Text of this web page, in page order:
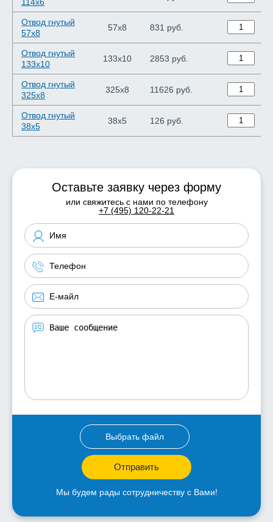
Отвод гнутый
57х8
57х8 831 руб.
Отвод гнутый
133х10
133х10 2853 руб.
Отвод гнутый
325х8
325х8 11626 руб.
Отвод гнутый
38х5
38х5 126 руб.
Оставьте заявку через форму
или свяжитесь с нами по телефону
+7 (495) 120-22-21
Выбрать файл
Отправить
Мы будем рады сотрудничеству с Вами!